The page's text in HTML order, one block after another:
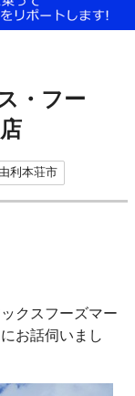
・フー
由利本荘市
クスフーズマー
お話伺いまし